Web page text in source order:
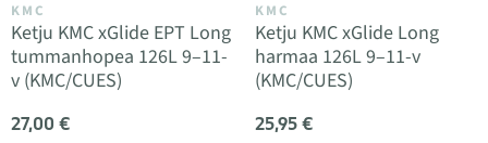
KMC
Ketju KMC xGlide EPT Long
tummanhopea 126L 9–11-
v (KMC/CUES)
27,00 €
KMC
Ketju KMC xGlide Long
harmaa 126L 9–11-v
(KMC/CUES)
25,95 €